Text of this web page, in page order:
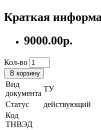
Краткая
9000.00р.
Кол-во
В корзину
Вид
документа
ТУ
Статус
действующий
Код
ТНВЭД